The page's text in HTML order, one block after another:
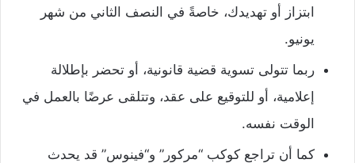
ابتزاز أو تهديدك، خاصةً في النصف الثاني من شهر
يونيو.
ربما تتولى تسوية قضية قانونية، أو تحضر بإطلالة
إعلامية، أو للتوقيع على عقد، وتتلقى عرضًا بالعمل في
الوقت نفسه.
كما أن تراجع كوكب “مركور” و“فينوس” قد يحدث